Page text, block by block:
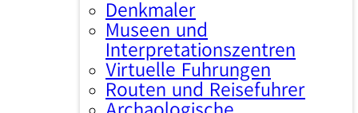
Denkmäler
Museen und
Interpretationszentren
Virtuelle Führungen
Routen und Reiseführer